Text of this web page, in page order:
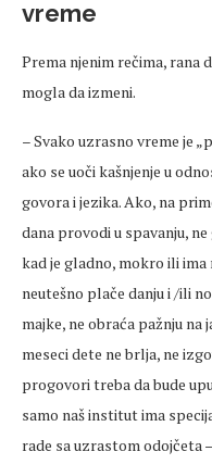
vreme
Prema njenim rečima, rana
mogla da izmeni.
– Svako uzrasno vreme je
ako se uoči kašnjenje u
govora i jezika. Ako, na
dana provodi u spavanju,
kad je gladno, mokro ili
neutešno plače danju i /ili
majke, ne obraća pažnju
meseci dete ne brlja, ne
progovori treba da bude
samo naš institut ima
rade sa uzrastom odojčeta